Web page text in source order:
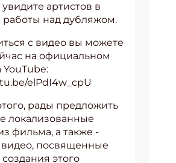
артистов в
работы над дубляжом.
с видео вы можете
на официальном
YouTube:
рады предложить
локализованные
фильма, а также -
видео, посвященные
этого